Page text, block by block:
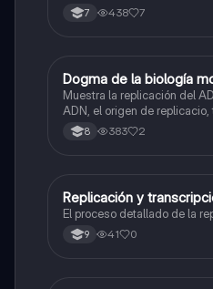
7 438 7
Biologia
Dogma de la biología
Muestra la replicación del ADN, lo que
ADN, el origen de
ARN y traducción de ARN a
8 383 2
Biologia
Replicación y
El proceso detallado de la
9 41 0